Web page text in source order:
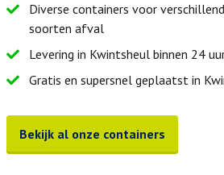
Diverse containers voor
soorten afval
Levering in Kwintsheul binnen 24
Gratis en supersnel geplaatst in
Bekijk al onze containers